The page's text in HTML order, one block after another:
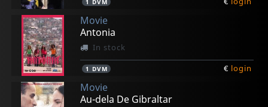
1 DVM
Movie
Antonia
In stock
1 DVM € login
Movie
Au-dela De Gibraltar